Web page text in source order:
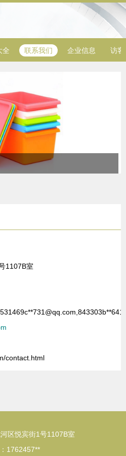
全 联系我们 企业信息 访客
1107B室
731@qq.com ,843303b**
contact.html
区悦宾街1号1107B室
1762457**